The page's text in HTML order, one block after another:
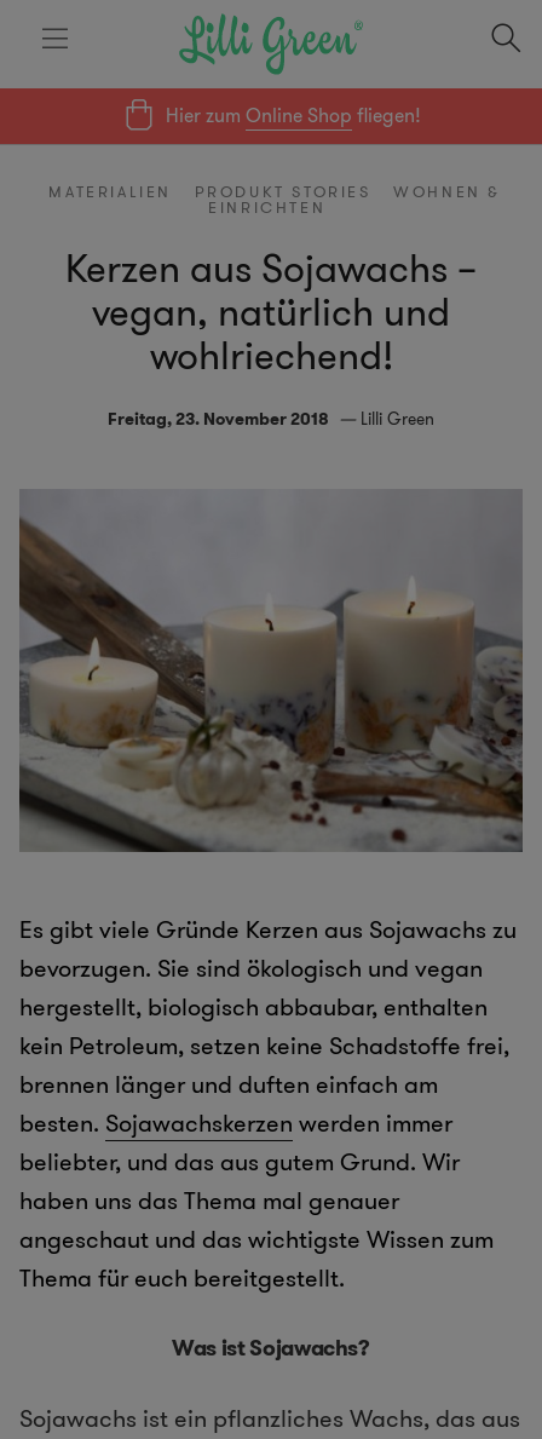
Hier zumOnline Shop fliegen!
MATERIALIEN PRODUKT STORIES WOHNEN &
EINRICHTEN
Kerzen aus Sojawachs –
vegan, natürlich und
wohlriechend!
Freitag, 23. November 2018 Lilli Green
Es gibt viele Gründe Kerzen aus Sojawachs zu
bevorzugen. Sie sind ökologisch und vegan
hergestellt, biologisch abbaubar, enthalten
kein Petroleum, setzen keine Schadstoffe frei,
brennen länger und duften einfach am
besten. Sojawachskerzen werden immer
beliebter, und das aus gutem Grund. Wir
haben uns das Thema mal genauer
angeschaut und das wichtigste Wissen zum
Thema für euch bereitgestellt.
Was ist Sojawachs?
Sojawachs ist ein pflanzliches Wachs, das aus